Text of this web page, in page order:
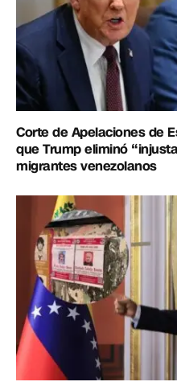
Corte de Apelaciones de
que Trump eliminó
migrantes venezolanos